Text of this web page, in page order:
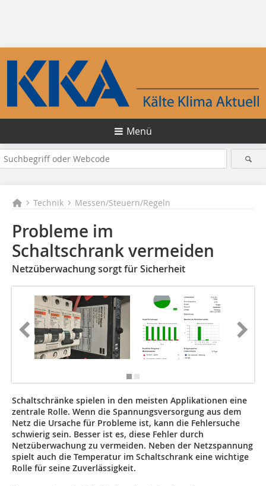
Menü
Technik Messen/Steuern/Regeln
Probleme im
Schaltschrank vermeiden
Netzüberwachung sorgt für Sicherheit
Schaltschränke spielen in den meisten Applikationen eine
zentrale Rolle. Wenn die Spannungsversorgung aus dem
Netz die Ursache für Probleme ist, kann die Fehlersuche
schwierig sein. Besser ist es, diese Fehler durch
Netzüberwachung zu vermeiden. Neben der Netzspannung
spielt auch die Temperatur im Schaltschrank eine wichtige
Rolle für seine Zuverlässigkeit.